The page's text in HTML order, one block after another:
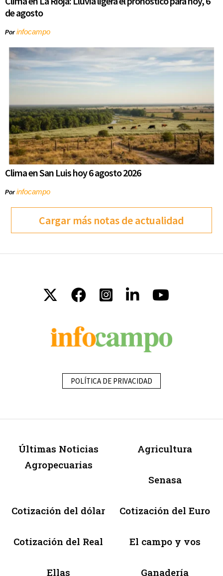
de agosto
Porinfocampo
Clima en San Luis hoy 6 agosto 2026
Porinfocampo
Cargar más notas de actualidad
POLÍTICA DE PRIVACIDAD
Últimas Noticias
Agropecuarias
Agricultura
Senasa
Cotización del dólar Cotización del Euro
Cotización del Real El campo y vos
Ellas Ganadería